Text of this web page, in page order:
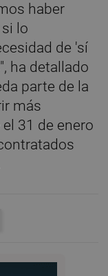
haber
lo
de 'sí
ha detallado
parte de la
más
31 de enero